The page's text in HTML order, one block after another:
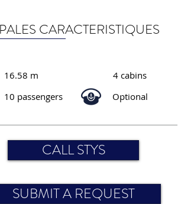
CARACTERISTIQUES
16.58 m
10 passengers
4 cabins
Optional
CALL STYS
SUBMIT A REQUEST